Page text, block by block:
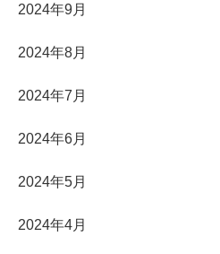
2024年9月
2024年8月
2024年7月
2024年6月
2024年5月
2024年4月